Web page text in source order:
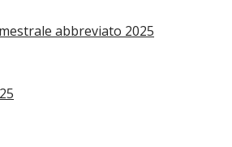
abbreviato 2025